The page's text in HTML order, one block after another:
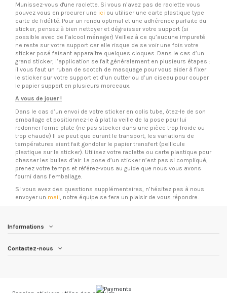
Munissez-vous d'une raclette. Si vous n’avez pas de raclette vous
pouvez vous en procurer une ici ou utiliser une carte plastique type
carte de fidélité. Pour un rendu optimal et une adhérence parfaite du
sticker, pensez à bien nettoyer et dégraisser votre support (si
possible avec de l’alcool ménager) Veillez à ce qu’aucune impureté
ne reste sur votre support car elle risque de se voir une fois votre
sticker posé faisant apparaitre quelques cloques. Dans le cas d’un
grand sticker, l’application se fait généralement en plusieurs étapes :
il vous faut un ruban de scotch de masquage pour vous aider à fixer
le sticker sur votre support et d’un cutter ou d’un ciseau pour couper
le papier support en plusieurs morceaux.
A vous de jouer !
Dans le cas d’un envoi de votre sticker en colis tube, ôtez-le de son
emballage et positionnez-le à plat la veille de la pose pour lui
redonner forme plate (ne pas stocker dans une pièce trop froide ou
trop chaude) Il se peut que durant le transport, les variations de
températures aient fait gondoler le papier transfert (pellicule
plastique sur le sticker). Utilisez votre raclette ou carte plastique pour
chasser les bulles d’air. La pose d’un sticker n’est pas si compliqué,
prenez votre temps et référez-vous au guide que nous vous avons
fourni dans l’emballage.
Si vous avez des questions supplémentaires, n’hésitez pas à nous
envoyer un mail, notre équipe se fera un plaisir de vous répondre.
Informations
Contactez-nous